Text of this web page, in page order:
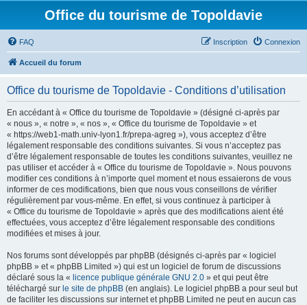
Office du tourisme de Topoldavie
FAQ Connexion
Inscription
Accueil du forum
Office du tourisme de Topoldavie - Conditions d’utilisation
En accédant à « Office du tourisme de Topoldavie » (désigné ci-après par
« nous », « notre », « nos », « Office du tourisme de Topoldavie » et
« https://web1-math.univ-lyon1.fr/prepa-agreg »), vous acceptez d’être
légalement responsable des conditions suivantes. Si vous n’acceptez pas
d’être légalement responsable de toutes les conditions suivantes, veuillez ne
pas utiliser et accéder à « Office du tourisme de Topoldavie ». Nous pouvons
modifier ces conditions à n’importe quel moment et nous essaierons de vous
informer de ces modifications, bien que nous vous conseillons de vérifier
régulièrement par vous-même. En effet, si vous continuez à participer à
« Office du tourisme de Topoldavie » après que des modifications aient été
effectuées, vous acceptez d’être légalement responsable des conditions
modifiées et mises à jour.
Nos forums sont développés par phpBB (désignés ci-après par « logiciel
phpBB » et « phpBB Limited ») qui est un logiciel de forum de discussions
déclaré sous la « licence publique générale GNU 2.0 » et qui peut être
téléchargé sur le site de phpBB (en anglais). Le logiciel phpBB a pour seul but
de faciliter les discussions sur internet et phpBB Limited ne peut en aucun cas